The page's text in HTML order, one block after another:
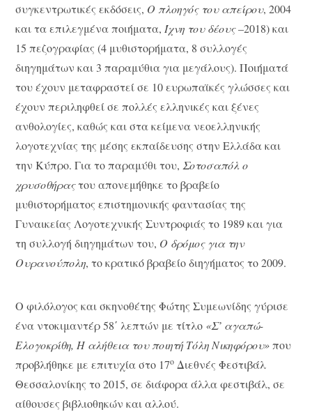
συγκεντρωτικές εκδόσεις, Ο πλοηγός του απείρου, 2004
και τα επιλεγμένα ποιήματα, Ίχνη του δέους–2018) και
15 πεζογραφίας (4 μυθιστορήματα, 8 συλλογές
διηγημάτων και 3 παραμύθια για μεγάλους). Ποιήματά
του έχουν μεταφραστεί σε 10 ευρωπαϊκές γλώσσες και
έχουν περιληφθεί σε πολλές ελληνικές και ξένες
ανθολογίες, καθώς και στα κείμενα νεοελληνικής
λογοτεχνίας της μέσης εκπαίδευσης στην Ελλάδα και
την Κύπρο. Για το παραμύθι του, Σοτοσαπόλ ο
χρυσοθήραςτου απονεμήθηκε το βραβείο
μυθιστορήματος επιστημονικής φαντασίας της
Γυναικείας Λογοτεχνικής Συντροφιάς το 1989 και για
τη συλλογή διηγημάτων του, Ο δρόμος για την
Ουρανούπολη, το κρατικό βραβείο διηγήματος το 2009.
Ο φιλόλογος και σκηνοθέτης Φώτης Συμεωνίδης γύρισε
ένα ντοκιμαντέρ 58΄ λεπτών με τίτλο «Σ’ αγαπώ-
Ελογοκρίθη, Η αλήθεια του ποιητή Τόλη Νικηφόρου»που
προβλήθηκε με επιτυχία στο 17ο Διεθνές Φεστιβάλ
Θεσσαλονίκης το 2015, σε διάφορα άλλα φεστιβάλ, σε
αίθουσες βιβλιοθηκών και αλλού.